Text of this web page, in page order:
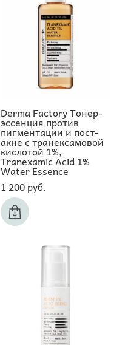
Derma Factory Тонер-
эссенция против
пигментации и пост-
акне с транексамовой
кислотой 1%,
Tranexamic Acid 1%
Water Essence
1 200 pуб.